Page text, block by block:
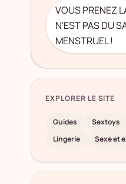
VOUS PRENEZ
N'EST PAS DU
MENSTRUEL !
EXPLORER LE SITE
Guides Sextoys
Lingerie
Sexe et